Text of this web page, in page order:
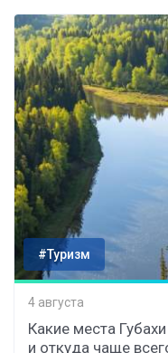
#Туризм
4 августа
Какие места
и откуда чаще